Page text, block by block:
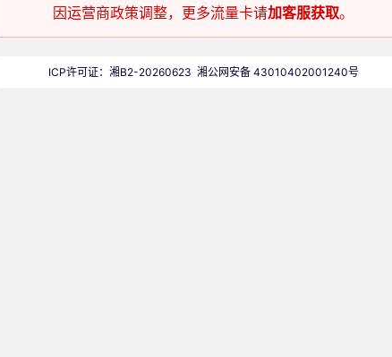
因运营商政策调整，更多流量卡请加客服获取。
ICP许可证：湘B2-20260623 湘公网安备 43010402001240号